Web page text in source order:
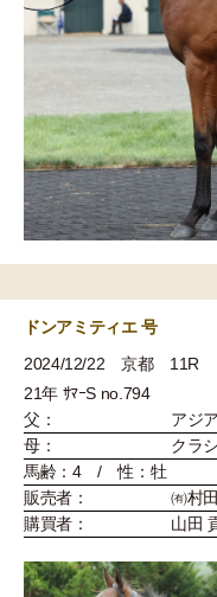
ドンアミティエ 号
2024/12/22 京都 11R
21年 ｻﾏｰS no.794
父：
アジ
母：
クラ
馬齢：4 / 性：牡
販売者：
㈲村
購買者：
山田